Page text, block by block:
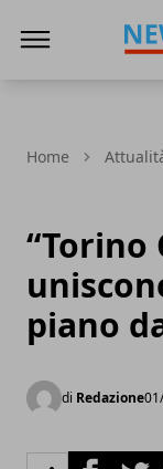
Home
“Torino
piano
di Redazione
Facebook